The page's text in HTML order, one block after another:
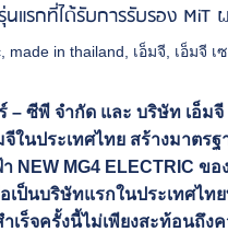
นแรกที่ได้รับการรับรอง
made in thailand เอ็มจี เอ็มจี เ
– ซีพี จำกัด และ บริษัท เอ็ม
ในประเทศไทย สร้างมาตร
NEW MG4 ELECTRIC ข
เป็นบริษัทแรกในประเทศไท
เร็จครั้งนี้ไม่เพียงสะท้อนถึง